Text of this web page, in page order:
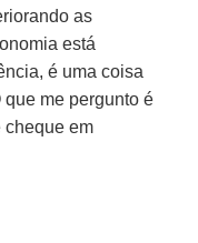
as
está
é uma coisa
me pergunto é
cheque em